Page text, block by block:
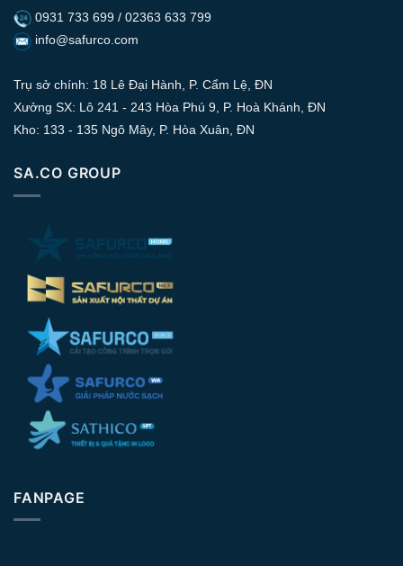
0931 733 699 / 02363 633 799
info@safurco.com
Trụ sở chính: 18 Lê Đại Hành, P. Cẩm Lệ, ĐN
Xưởng SX: Lô 241 - 243 Hòa Phú 9, P. Hoà Khánh, ĐN
Kho: 133 - 135 Ngô Mây, P. Hòa Xuân, ĐN
SA.CO GROUP
FANPAGE